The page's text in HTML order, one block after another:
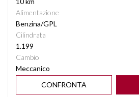
Alimentazione
Benzina/GPL
Cilindrata
1.199
Cambio
Meccanico
CONFRONTA